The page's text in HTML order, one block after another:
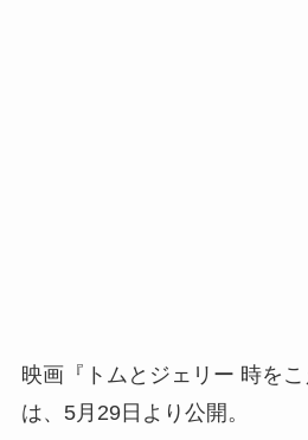
映画『トムとジェリー 時をこ
は、5月29日より公開。